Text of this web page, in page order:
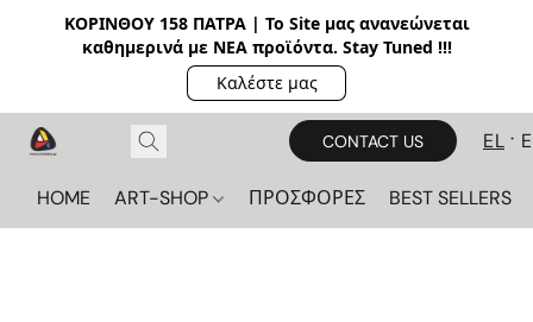
ΚΟΡΙΝΘΟΥ 158 ΠΑΤΡΑ | Το Site μας ανανεώνεται
καθημερινά με ΝΕΑ προϊόντα. Stay Tuned !!!
Καλέστε μας
CONTACT US EL
HOME ART-SHOP ΠΡΟΣΦΟΡΕΣ BEST SELLERS